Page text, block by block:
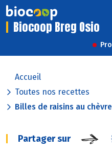
Biocoop Breg Osio
Accueil
Toutes nos recettes
Billes de raisins au chèvre
Partager sur